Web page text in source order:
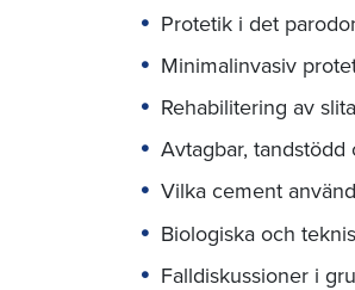
Protetik i det
Minimalinvasiv
Rehabilitering av
Avtagbar,
Vilka cement
Biologiska och
Falldiskussioner i